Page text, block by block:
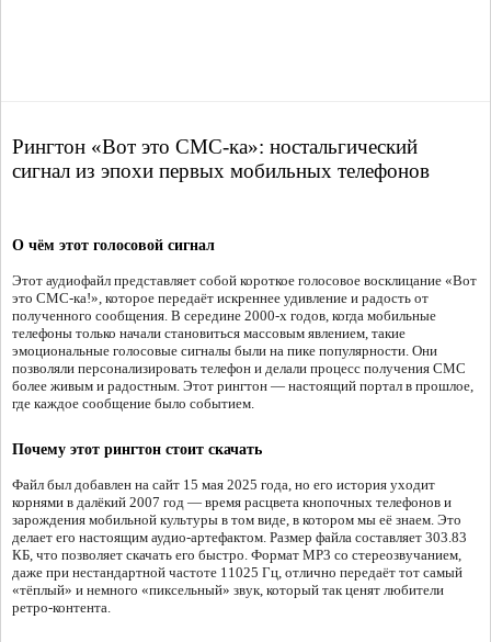
Рингтон «Вот это СМС-ка»: ностальгический
сигнал из эпохи первых мобильных телефонов
О чём этот голосовой сигнал
Этот аудиофайл представляет собой короткое голосовое восклицание «Вот
это СМС-ка!», которое передаёт искреннее удивление и радость от
полученного сообщения. В середине 2000-х годов, когда мобильные
телефоны только начали становиться массовым явлением, такие
эмоциональные голосовые сигналы были на пике популярности. Они
позволяли персонализировать телефон и делали процесс получения СМС
более живым и радостным. Этот рингтон — настоящий портал в прошлое,
где каждое сообщение было событием.
Почему этот рингтон стоит скачать
Файл был добавлен на сайт 15 мая 2025 года, но его история уходит
корнями в далёкий 2007 год — время расцвета кнопочных телефонов и
зарождения мобильной культуры в том виде, в котором мы её знаем. Это
делает его настоящим аудио-артефактом. Размер файла составляет 303.83
КБ, что позволяет скачать его быстро. Формат MP3 со стереозвучанием,
даже при нестандартной частоте 11025 Гц, отлично передаёт тот самый
«тёплый» и немного «пиксельный» звук, который так ценят любители
ретро-контента.